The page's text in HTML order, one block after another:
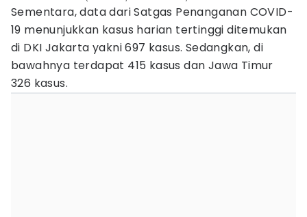
Sementara, data dari Satgas Penanganan COVID-
19 menunjukkan kasus harian tertinggi ditemukan
di DKI Jakarta yakni 697 kasus. Sedangkan, di
bawahnya terdapat 415 kasus dan Jawa Timur
326 kasus.